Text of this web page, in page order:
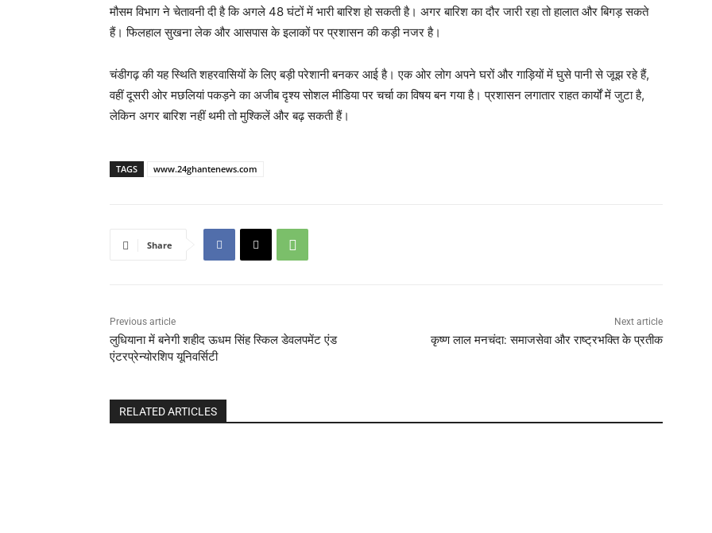
मौसम विभाग ने चेतावनी दी है कि अगले 48 घंटों में भारी बारिश हो सकती है। अगर बारिश का दौर जारी रहा तो हालात और बिगड़ सकते
हैं। फिलहाल सुखना लेक और आसपास के इलाकों पर प्रशासन की कड़ी नजर है।
चंडीगढ़ की यह स्थिति शहरवासियों के लिए बड़ी परेशानी बनकर आई है। एक ओर लोग अपने घरों और गाड़ियों में घुसे पानी से जूझ रहे हैं,
वहीं दूसरी ओर मछलियां पकड़ने का अजीब दृश्य सोशल मीडिया पर चर्चा का विषय बन गया है। प्रशासन लगातार राहत कार्यों में जुटा है,
लेकिन अगर बारिश नहीं थमी तो मुश्किलें और बढ़ सकती हैं।
TAGS www.24ghantenews.com
Share
Previous article
लुधियाना में बनेगी शहीद ऊधम सिंह स्किल डेवलपमेंट एंड
एंटरप्रेन्योरशिप यूनिवर्सिटी
Next article
कृष्ण लाल मनचंदा: समाजसेवा और राष्ट्रभक्ति के प्रतीक
RELATED ARTICLES